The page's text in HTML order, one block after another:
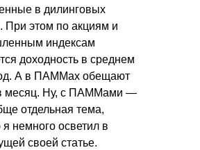
в дилинговых
При этом по акциям и
индексам
доходность в среднем
А в ПАММах обещают
месяц. Ну, с ПАММами —
отдельная тема,
я немного осветил в
своей статье.